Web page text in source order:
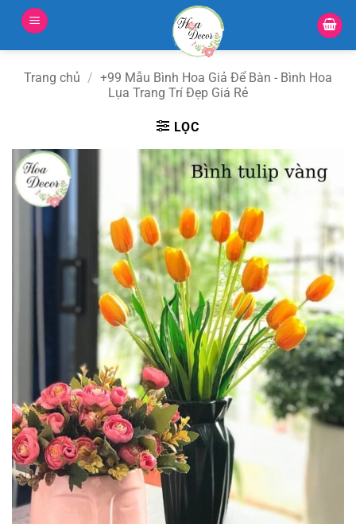
nội
dung
Trang chủ / +99 Mẫu Bình Hoa Giả Để Bàn - Bình Hoa
Lụa Trang Trí Đẹp Giá Rẻ
LỌC